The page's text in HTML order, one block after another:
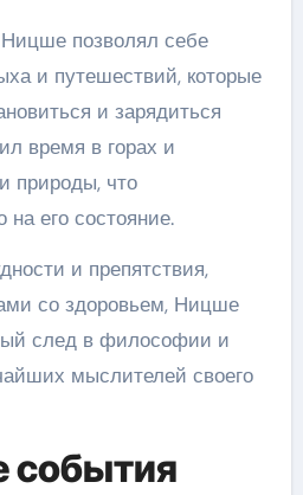
позволял себе
и путешествий, которые
и зарядиться
время в горах и
природы, что
на его состояние.
и препятствия,
со здоровьем, Ницше
след в философии и
мыслителей своего
события